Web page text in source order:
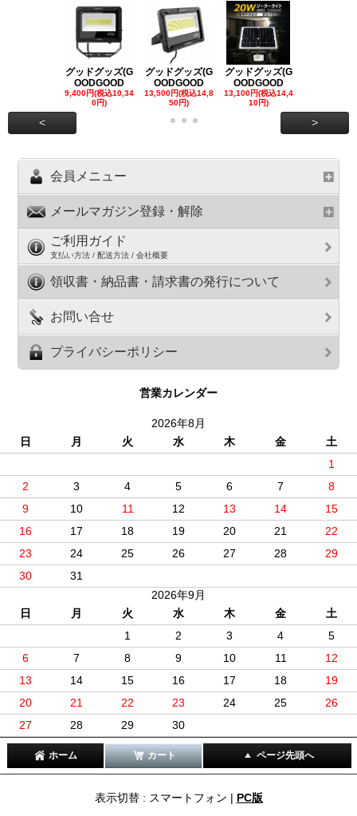
グッドグッズ(G
OODGOOD
9,400円(税込10,34
0円)
グッドグッズ(G
OODGOOD
13,500円(税込14,8
50円)
グッドグッズ(G
OODGOOD
13,100円(税込14,4
10円)
< >
会員メニュー
メールマガジン登録・解除
ご利用ガイド
支払い方法 / 配送方法 / 会社概要
領収書・納品書・請求書の発行について
お問い合せ
プライバシーポリシー
営業カレンダー
2026年8月
日
月 火 水 木 金
土
1
2
3 4 5 6 7
8
9
10 11 12 13 14
15
16
17 18 19 20 21
22
23
24 25 26 27 28
29
30
31
2026年9月
日
月 火 水 木 金
土
1
2 3 4
5
6
7 8 9 10 11
12
13
14 15 16 17 18
19
20
21 22 23 24 25
26
27
28 29 30
ホーム カート ページ先頭へ
表示切替 : スマートフォン | PC版